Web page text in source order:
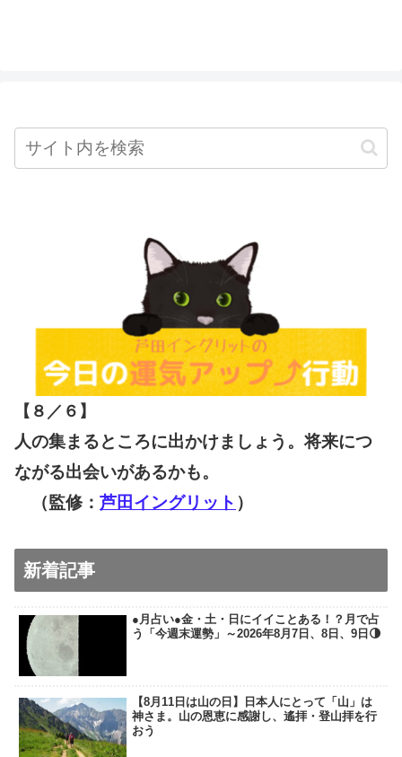
【８／６ 】
人の集まるところに出かけましょう。将来につ
ながる出会いがあるかも。
（監修： 芦田イングリット ）
新着記事
●月占い●金・土・日にイイことある！？月で占
う「今週末運勢」～2026年8月7日、8日、9日🌗
【8月11日は山の日】日本人にとって「山」は
神さま。山の恩恵に感謝し、遙拝・登山拝を行
おう